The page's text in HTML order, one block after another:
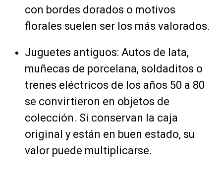
con bordes dorados o motivos
florales suelen ser los más valorados.
Juguetes antiguos: Autos de lata,
muñecas de porcelana, soldaditos o
trenes eléctricos de los años 50 a 80
se convirtieron en objetos de
colección. Si conservan la caja
original y están en buen estado, su
valor puede multiplicarse.